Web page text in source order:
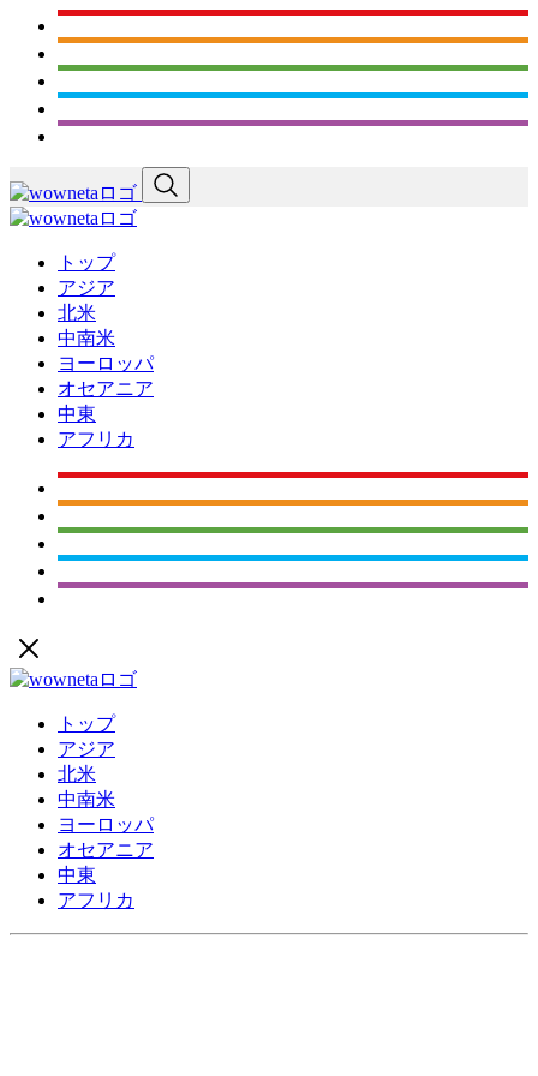
トップ
アジア
北米
中南米
ヨーロッパ
オセアニア
中東
アフリカ
トップ
アジア
北米
中南米
ヨーロッパ
オセアニア
中東
アフリカ